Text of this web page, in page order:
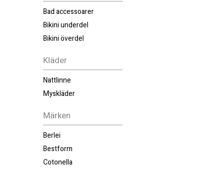
Bad accessoarer
Bikini underdel
Bikini överdel
Kläder
Nattlinne
Myskläder
Märken
Berlei
Bestform
Cotonella